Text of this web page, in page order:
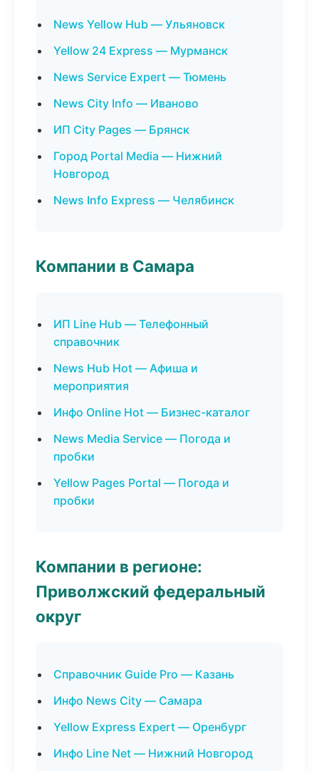
News Yellow Hub — Ульяновск
Yellow 24 Express — Мурманск
News Service Expert — Тюмень
News City Info — Иваново
ИП City Pages — Брянск
Город Portal Media — Нижний
Новгород
News Info Express — Челябинск
Компании в Самара
ИП Line Hub — Телефонный
справочник
News Hub Hot — Афиша и
мероприятия
Инфо Online Hot — Бизнес-каталог
News Media Service — Погода и
пробки
Yellow Pages Portal — Погода и
пробки
Компании в регионе:
Приволжский федеральный
округ
Справочник Guide Pro — Казань
Инфо News City — Самара
Yellow Express Expert — Оренбург
Инфо Line Net — Нижний Новгород